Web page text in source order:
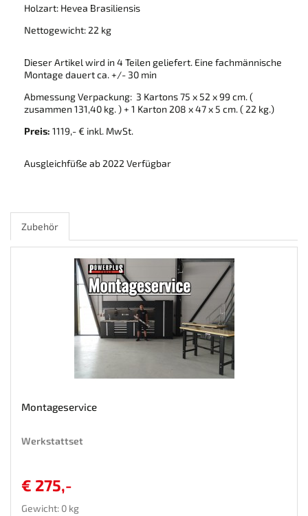
Holzart: Hevea Brasiliensis
Nettogewicht: 22 kg
Dieser Artikel wird in 4 Teilen geliefert. Eine fachmännische
Montage dauert ca. +/- 30 min
Abmessung Verpackung: 3 Kartons 75 x 52 x 99 cm. (
zusammen 131,40 kg. ) + 1 Karton 208 x 47 x 5 cm. ( 22 kg.)
Preis: 1119,- € inkl. MwSt.
Ausgleichfüße ab 2022 Verfügbar
Zubehör
Montageservice
Werkstattset
€ 275,-
Gewicht: 0 kg